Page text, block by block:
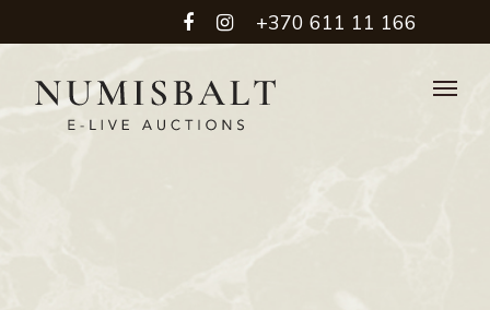
+370 611 11 166